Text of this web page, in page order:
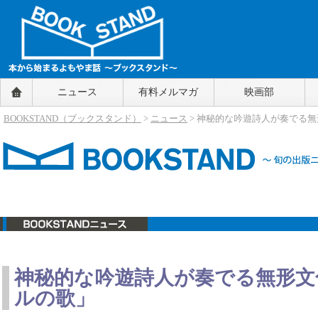
BOOKSTAND（ブックスタンド）
～本から始まるよもやま話～
BOOKSTAND（ブ
ニュース 有料メルマガ 映画部
BOOKSTAND（ブックスタンド） > ニュース > 神秘的な吟遊詩人が奏でる
神秘的な吟遊詩人が奏でる無形
ルの歌」